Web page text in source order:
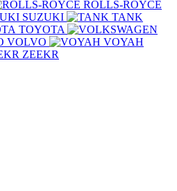
ROLLS-ROYCE
SUZUKI
TANK
TOYOTA
VOLVO
VOYAH
ZEEKR